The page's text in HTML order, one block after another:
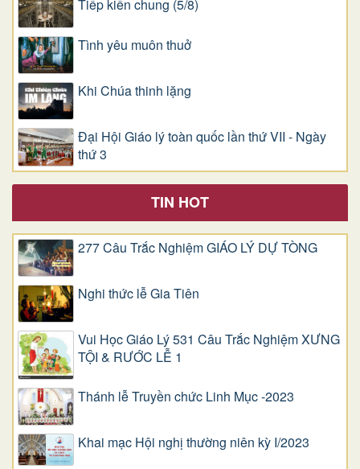
Tiếp kiến chung (5/8)
Tình yêu muôn thuở
Khi Chúa thinh lặng
Đại Hội Giáo lý toàn quốc lần thứ VII - Ngày
thứ 3
TIN HOT
277 Câu Trắc Nghiệm GIÁO LÝ DỰ TÒNG
Nghi thức lễ Gia Tiên
Vui Học Giáo Lý 531 Câu Trắc Nghiệm XƯNG
TỘI & RƯỚC LỄ 1
Thánh lễ Truyền chức Linh Mục -2023
Khai mạc Hội nghị thường niên kỳ I/2023